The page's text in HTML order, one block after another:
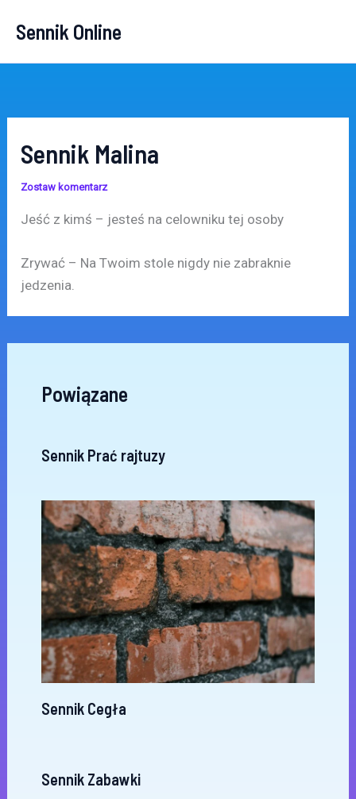
Sennik Online
Sennik Malina
Zostaw komentarz
Jeść z kimś – jesteś na celowniku tej osoby
Zrywać – Na Twoim stole nigdy nie zabraknie
jedzenia.
Powiązane
Sennik Prać rajtuzy
Sennik Cegła
Sennik Zabawki